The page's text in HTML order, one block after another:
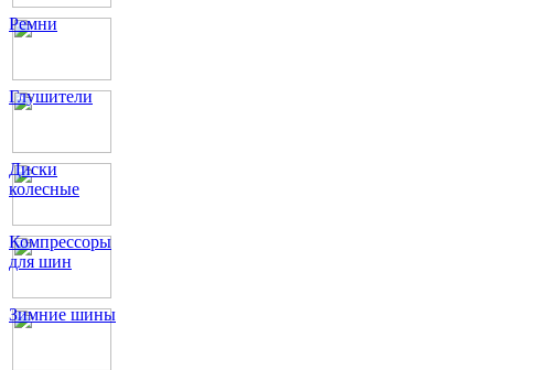
Ремни
Глушители
Диски
колесные
Компрессоры
для шин
Зимние шины